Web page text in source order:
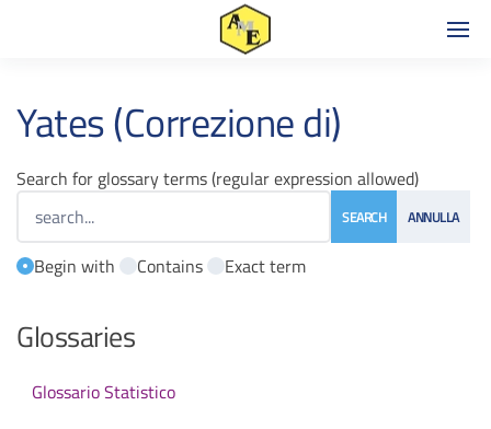
Yates (Correzione di)
Search for glossary terms (regular expression allowed)
Begin with Contains Exact term
Glossaries
Glossario Statistico